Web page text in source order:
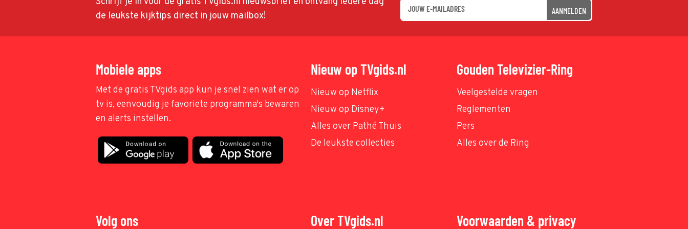
de leukste kijktips direct in jouw mailbox!
AANMELDEN
Mobiele apps
Met de gratis TVgids app kun je snel zien wat er op
tv is, eenvoudig je favoriete programma's bewaren
en alerts instellen.
Nieuw op TVgids.nl
Nieuw op Netflix
Nieuw op Disney+
Alles over Pathé Thuis
De leukste collecties
Gouden Televizier-Ring
Veelgestelde vragen
Reglementen
Pers
Alles over de Ring
Volg ons Over TVgids.nl Voorwaarden & privacy